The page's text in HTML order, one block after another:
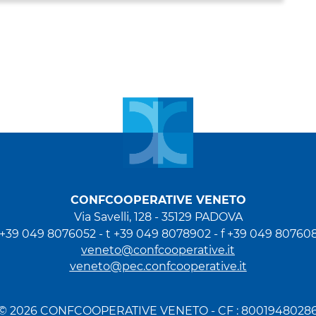
CONFCOOPERATIVE VENETO
Via Savelli, 128- 35129 PADOVA
049 8076052- t +39 049 8078902- f +39 049
veneto@confcooperative.it
veneto@pec.confcooperative.it
2026 CONFCOOPERATIVE VENETO - CF :